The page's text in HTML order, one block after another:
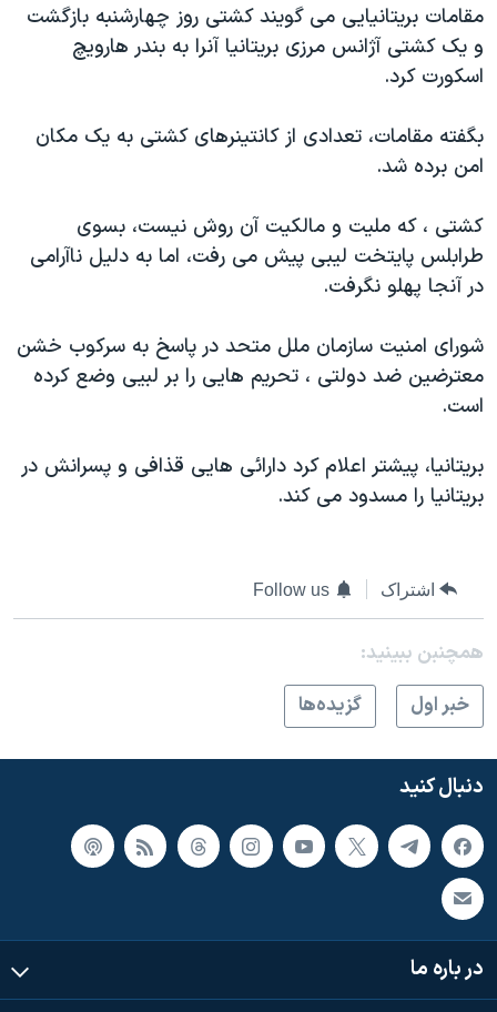
فرهنگ و زندگی
حقوق شهروندی
علم و فناوری
گالری عکس
آرشیو پخش زنده
مستندها
انتخابات ریاست جمهوری آمریکا ۲۰۲۴
رمز مهسا
اعتراضات زن، زندگی، آزادی
مجموعه مستندهای دادخواهی
دادگاه حمید نوری
اعتراضات مردمی آبان ۹۸
همایش محافظه‌کاران آمریکا «سی‌پک»
دنبال کنید
مقامات بریتانیایی می گویند کشتی روز چهارشنبه بازگشت
و یک کشتی آژانس مرزی بریتانیا آنرا به بندر هارویچ
اسکورت کرد.
بگفته مقامات، تعدادی از کانتینرهای کشتی به یک مکان
امن برده شد.
کشتی ، که ملیت و مالکیت آن روش نیست، بسوی
طرابلس پایتخت لیبی پیش می رفت، اما به دلیل ناآرامی
در آنجا پهلو نگرفت.
شورای امنیت سازمان ملل متحد در پاسخ به سرکوب خشن
معترضین ضد دولتی ، تحریم هایی را بر لبیی وضع کرده
است.
بریتانیا، پیشتر اعلام کرد دارائی هایی قذافی و پسرانش در
بریتانیا را مسدود می کند.
اشتراک Follow us
همچنبن ببینید:
خبر اول
گزيده‌ها
دنبال کنید
در باره ما